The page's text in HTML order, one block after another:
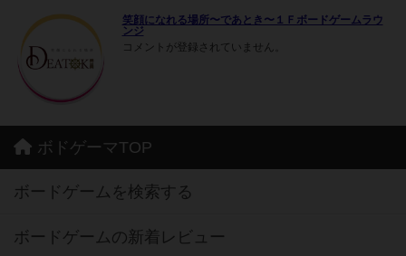
笑顔になれる場所〜であとき〜１Ｆボードゲームラウ
ンジ
コメントが登録されていません。
ボドゲーマTOP
ボードゲームを検索する
ボードゲームの新着レビュー